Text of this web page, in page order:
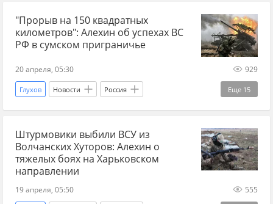
Вооруженные силы Украины Минобороны
Сумская область Киев Харьков
"Прорыв на 150 квадратных
километров": Алехин об успехах ВС
РФ в сумском приграничье
20 апреля, 05:30 929
Еще 15
Глухов Новости Россия
Геннадий Алехин Купянск Украина.ру
СВО новости СВО сейчас
новости СВО Россия дзен новости СВО
новости СВО
Штурмовики выбили ВСУ из
Волчанских Хуторов: Алехин о
тяжелых боях на Харьковском
направлении
19 апреля, 05:50 555